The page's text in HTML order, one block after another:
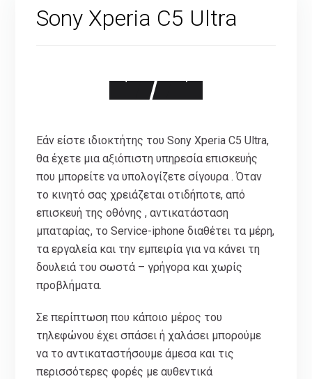
Sony Xperia C5 Ultra
Εάν είστε ιδιοκτήτης του Sony Xperia C5 Ultra,
θα έχετε μια αξιόπιστη υπηρεσία επισκευής
που μπορείτε να υπολογίζετε σίγουρα . Όταν
το κινητό σας χρειάζεται οτιδήποτε, από
επισκευή της οθόνης , αντικατάσταση
μπαταρίας, το Service-iphone διαθέτει τα μέρη,
τα εργαλεία και την εμπειρία για να κάνει τη
δουλειά του σωστά – γρήγορα και χωρίς
προβλήματα.
Σε περίπτωση που κάποιο μέρος του
τηλεφώνου έχει σπάσει ή χαλάσει μπορούμε
να το αντικαταστήσουμε άμεσα και τις
περισσότερες φορές με αυθεντικά